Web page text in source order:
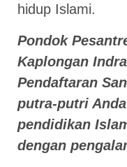
hidup Islami.
Pondok
Kaplongan
Pendaftaran
putra-putri
pendidikan
dengan